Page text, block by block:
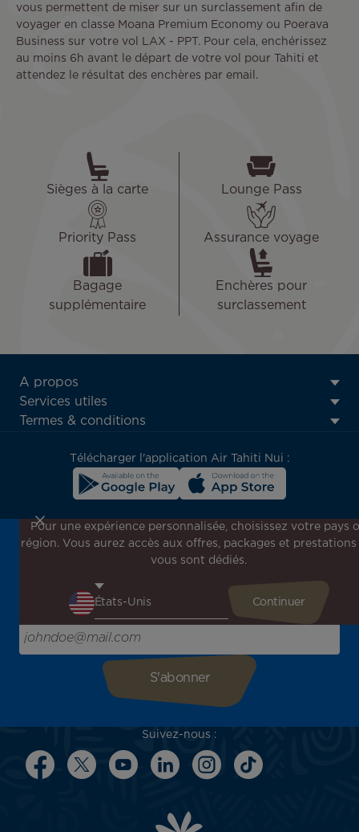
vous permettent de miser sur un surclassement afin de
voyager en classe Moana Premium Economy ou Poerava
Business sur votre vol LAX - PPT. Pour cela, enchérissez
au moins 6h avant le départ de votre vol pour Tahiti et
attendez le résultat des enchères par email.
Sièges à la carte Lounge Pass
Priority Pass Assurance voyage
Bagage
supplémentaire
Enchères pour
surclassement
ATN:
Footer
menu
A propos
Services utiles
Termes & conditions
Télécharger l'application Air Tahiti Nui :
Inscrivez-vous à notre newsletter !
Recevez en avant-première toutes nos offres spéciales et
l'inspiration pour votre prochain voyage !
Saisissez votre adresse e-mail ici
Suivez-nous :
Pour une expérience personnalisée, choisissez votre pays
région. Vous aurez accès aux offres, packages et prestations
vous sont dédiés.